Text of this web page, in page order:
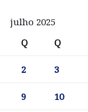
julho 2025
Q Q
2 3
9 10